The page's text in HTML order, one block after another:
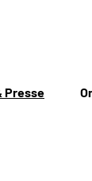
Presse